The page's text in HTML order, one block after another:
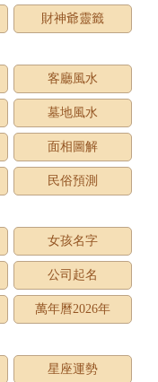
財神爺靈籤
客廳風水
墓地風水
面相圖解
民俗預測
女孩名字
公司起名
萬年曆2026年
星座運勢